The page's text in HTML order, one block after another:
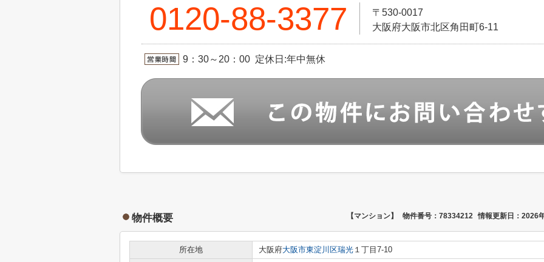
0120-88-3377
〒530-0017
大阪府大阪市北区角田町6-11
9：30～20：00 定休日:年中無休
物件概要 【マンション】 物件番号：78334212 情報更新日：2026
所在地 大阪府大阪市東淀川区瑞光 １丁目7-10